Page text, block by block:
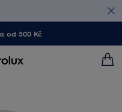
od 500 Kč